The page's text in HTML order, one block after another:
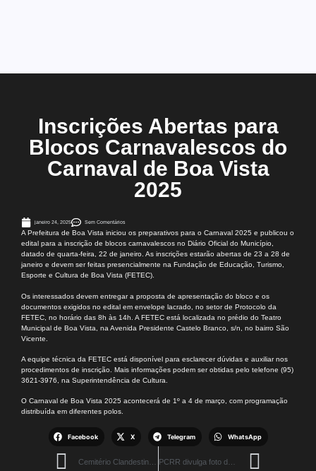
Inscrições Abertas para
Blocos Carnavalescos do
Carnaval de Boa Vista
2025
janeiro 24, 2025 Sem Comentários
A Prefeitura de Boa Vista iniciou os preparativos para o Carnaval 2025 e publicou o
edital para a inscrição de blocos carnavalescos no Diário Oficial do Município,
datado de quarta-feira, 22 de janeiro. As inscrições estarão abertas de 23 a 28 de
janeiro e devem ser feitas presencialmente na Fundação de Educação, Turismo,
Esporte e Cultura de Boa Vista (FETEC).
Os interessados devem entregar a proposta de apresentação do bloco e os
documentos exigidos no edital em envelope lacrado, no setor de Protocolo da
FETEC, no horário das 8h às 14h. A FETEC está localizada no prédio do Teatro
Municipal de Boa Vista, na Avenida Presidente Castelo Branco, s/n, no bairro São
Vicente.
A equipe técnica da FETEC está disponível para esclarecer dúvidas e auxiliar nos
procedimentos de inscrição. Mais informações podem ser obtidas pelo telefone (95)
3621-3976, na Superintendência de Cultura.
O Carnaval de Boa Vista 2025 acontecerá de 1º a 4 de março, com programação
distribuída em diferentes polos.
Facebook X Telegram WhatsApp